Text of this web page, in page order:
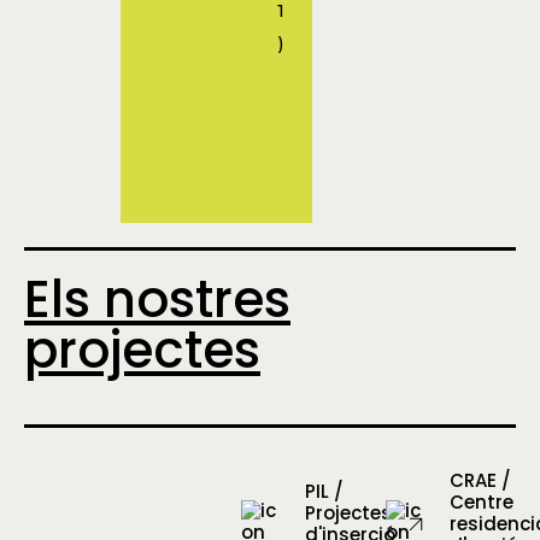
Els nostres
projectes
PIL /
Projectes
d'inserció
CRAE /
Centre